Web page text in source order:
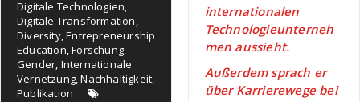
Digitale Technologien,
Digitale Transformation,
Diversity,Entrepreneurship
Education,Forschung,
Gender, Internationale
Vernetzung,Nachhaltigkeit,
Publikation
internationalen
Technologieunterneh
men aussieht.
Außerdem sprach er
über Karrierewege bei